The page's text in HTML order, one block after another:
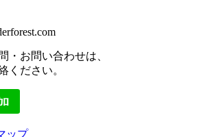
・お問い合わせは、
ください。